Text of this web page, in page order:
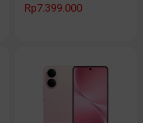
Rp7.399.000